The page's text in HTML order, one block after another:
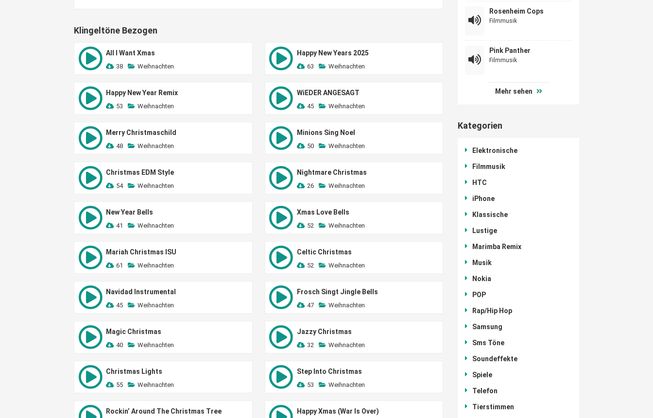
Klingeltöne Bezogen
All I Want Xmas
38 Weihnachten
Happy New Years 2025
63 Weihnachten
Happy New Year Remix
53 Weihnachten
WiEDER ANGESAGT
45 Weihnachten
Merry Christmaschild
48 Weihnachten
Minions Sing Noel
50 Weihnachten
Christmas EDM Style
54 Weihnachten
Nightmare Christmas
26 Weihnachten
New Year Bells
41 Weihnachten
Xmas Love Bells
52 Weihnachten
Mariah Christmas ISU
61 Weihnachten
Celtic Christmas
52 Weihnachten
Navidad Instrumental
45 Weihnachten
Frosch Singt Jingle Bells
47 Weihnachten
Magic Christmas
40 Weihnachten
Jazzy Christmas
32 Weihnachten
Christmas Lights
55 Weihnachten
Step Into Christmas
53 Weihnachten
Rockin’ Around The Christmas Tree Happy Xmas (War Is Over)
Rosenheim Cops
Filmmusik
Pink Panther
Filmmusik
Mehr sehen
Kategorien
Elektronische
Filmmusik
HTC
iPhone
Klassische
Lustige
Marimba Remix
Musik
Nokia
POP
Rap/Hip Hop
Samsung
Sms Töne
Soundeffekte
Spiele
Telefon
Tierstimmen